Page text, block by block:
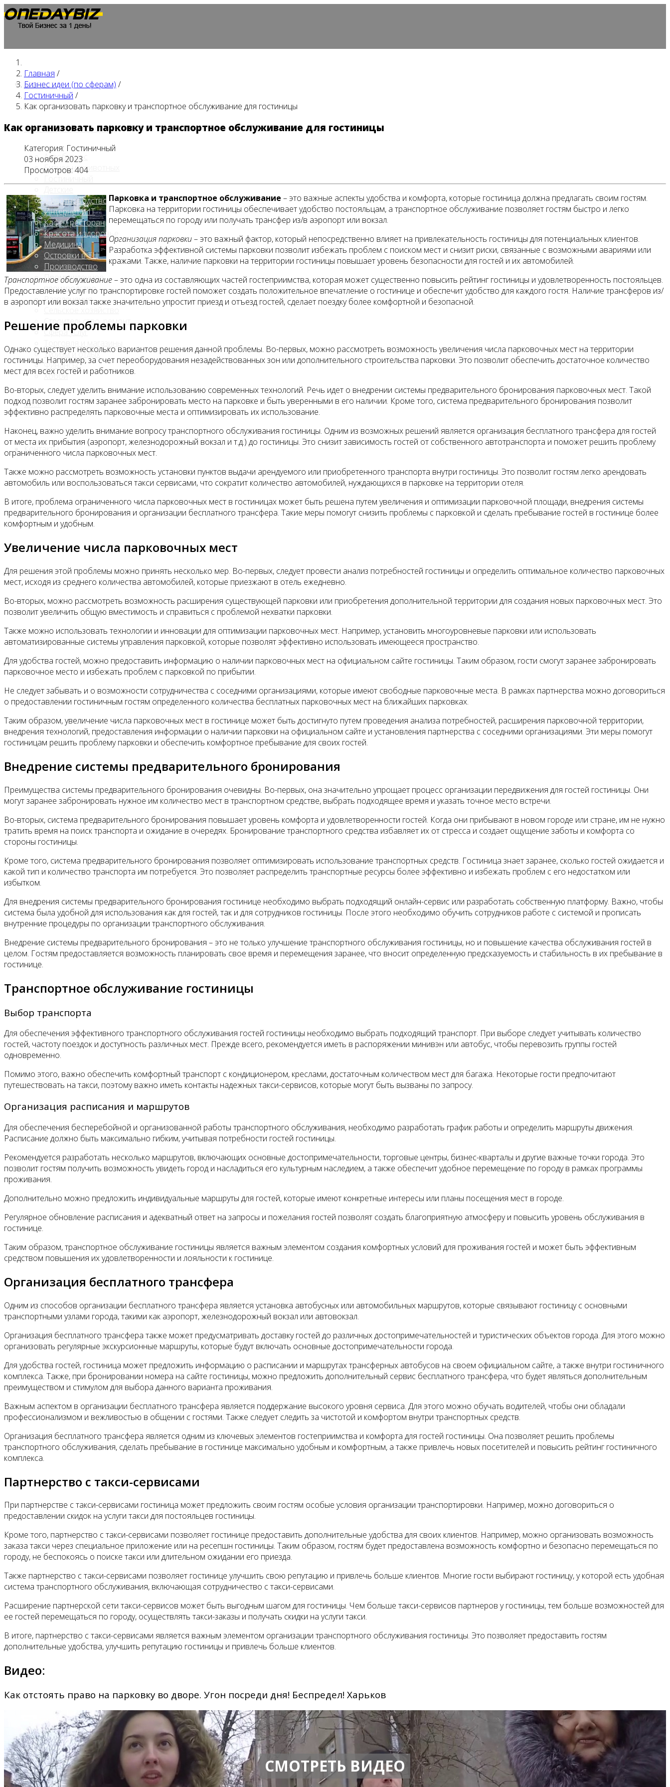
Главная
Бизнес идеи (по сферам)
Автобизнес
Бизнес на животных
Гостиничный
Животноводство
Интернет и IT
Кафе / ресторан
Красота и здоровье
Медицина
Островки в ТЦ
Производство
Промышленное
производство
Развлечения
Строительство, ремонт
Сфера услуг
Туризм и отдых
Финансы
Хобби
Блог
Контакты
Главная /
Бизнес идеи (по сферам) /
Гостиничный /
Как организовать парковку и транспортное обслуживание для гостиницы
Как организовать парковку и транспортное обслуживание для гостиницы
Категория: Гостиничный
03 ноября 2023
Просмотров: 404
Парковка и транспортное обслуживание – это важные аспекты удобства и комфорта, которые гостиница должна предлагать своим гостям.
Парковка на территории гостиницы обеспечивает удобство постояльцам, а транспортное обслуживание позволяет гостям быстро и легко
перемещаться по городу или получать трансфер из/в аэропорт или вокзал.
Организация парковки– это важный фактор, который непосредственно влияет на привлекательность гостиницы для потенциальных клиентов.
Разработка эффективной системы парковки позволит избежать проблем с поиском мест и снизит риски, связанные с возможными авариями или
кражами. Также, наличие парковки на территории гостиницы повышает уровень безопасности для гостей и их автомобилей.
Транспортное обслуживание– это одна из составляющих частей гостеприимства, которая может существенно повысить рейтинг гостиницы и удовлетворенность постояльцев.
Предоставление услуг по транспортировке гостей поможет создать положительное впечатление о гостинице и обеспечит удобство для каждого гостя. Наличие трансферов из/
в аэропорт или вокзал также значительно упростит приезд и отъезд гостей, сделает поездку более комфортной и безопасной.
Решение проблемы парковки
Однако существует несколько вариантов решения данной проблемы. Во-первых, можно рассмотреть возможность увеличения числа парковочных мест на территории
гостиницы. Например, за счет переоборудования незадействованных зон или дополнительного строительства парковки. Это позволит обеспечить достаточное количество
мест для всех гостей и работников.
Во-вторых, следует уделить внимание использованию современных технологий. Речь идет о внедрении системы предварительного бронирования парковочных мест. Такой
подход позволит гостям заранее забронировать место на парковке и быть уверенными в его наличии. Кроме того, система предварительного бронирования позволит
эффективно распределять парковочные места и оптимизировать их использование.
Наконец, важно уделить внимание вопросу транспортного обслуживания гостиницы. Одним из возможных решений является организация бесплатного трансфера для гостей
от места их прибытия (аэропорт, железнодорожный вокзал и т.д.) до гостиницы. Это снизит зависимость гостей от собственного автотранспорта и поможет решить проблему
ограниченного числа парковочных мест.
Также можно рассмотреть возможность установки пунктов выдачи арендуемого или приобретенного транспорта внутри гостиницы. Это позволит гостям легко арендовать
автомобиль или воспользоваться такси сервисами, что сократит количество автомобилей, нуждающихся в парковке на территории отеля.
В итоге, проблема ограниченного числа парковочных мест в гостиницах может быть решена путем увеличения и оптимизации парковочной площади, внедрения системы
предварительного бронирования и организации бесплатного трансфера. Такие меры помогут снизить проблемы с парковкой и сделать пребывание гостей в гостинице более
комфортным и удобным.
Увеличение числа парковочных мест
Для решения этой проблемы можно принять несколько мер. Во-первых, следует провести анализ потребностей гостиницы и определить оптимальное количество парковочных
мест, исходя из среднего количества автомобилей, которые приезжают в отель ежедневно.
Во-вторых, можно рассмотреть возможность расширения существующей парковки или приобретения дополнительной территории для создания новых парковочных мест. Это
позволит увеличить общую вместимость и справиться с проблемой нехватки парковки.
Также можно использовать технологии и инновации для оптимизации парковочных мест. Например, установить многоуровневые парковки или использовать
автоматизированные системы управления парковкой, которые позволят эффективно использовать имеющееся пространство.
Для удобства гостей, можно предоставить информацию о наличии парковочных мест на официальном сайте гостиницы. Таким образом, гости смогут заранее забронировать
парковочное место и избежать проблем с парковкой по прибытии.
Не следует забывать и о возможности сотрудничества с соседними организациями, которые имеют свободные парковочные места. В рамках партнерства можно договориться
о предоставлении гостиничным гостям определенного количества бесплатных парковочных мест на ближайших парковках.
Таким образом, увеличение числа парковочных мест в гостинице может быть достигнуто путем проведения анализа потребностей, расширения парковочной территории,
внедрения технологий, предоставления информации о наличии парковки на официальном сайте и установления партнерства с соседними организациями. Эти меры помогут
гостиницам решить проблему парковки и обеспечить комфортное пребывание для своих гостей.
Внедрение системы предварительного бронирования
Преимущества системы предварительного бронирования очевидны. Во-первых, она значительно упрощает процесс организации передвижения для гостей гостиницы. Они
могут заранее забронировать нужное им количество мест в транспортном средстве, выбрать подходящее время и указать точное место встречи.
Во-вторых, система предварительного бронирования повышает уровень комфорта и удовлетворенности гостей. Когда они прибывают в новом городе или стране, им не нужно
тратить время на поиск транспорта и ожидание в очередях. Бронирование транспортного средства избавляет их от стресса и создает ощущение заботы и комфорта со
стороны гостиницы.
Кроме того, система предварительного бронирования позволяет оптимизировать использование транспортных средств. Гостиница знает заранее, сколько гостей ожидается и
какой тип и количество транспорта им потребуется. Это позволяет распределить транспортные ресурсы более эффективно и избежать проблем с его недостатком или
избытком.
Для внедрения системы предварительного бронирования гостинице необходимо выбрать подходящий онлайн-сервис или разработать собственную платформу. Важно, чтобы
система была удобной для использования как для гостей, так и для сотрудников гостиницы. После этого необходимо обучить сотрудников работе с системой и прописать
внутренние процедуры по организации транспортного обслуживания.
Внедрение системы предварительного бронирования – это не только улучшение транспортного обслуживания гостиницы, но и повышение качества обслуживания гостей в
целом. Гостям предоставляется возможность планировать свое время и перемещения заранее, что вносит определенную предсказуемость и стабильность в их пребывание в
гостинице.
Транспортное обслуживание гостиницы
Выбор транспорта
Для обеспечения эффективного транспортного обслуживания гостей гостиницы необходимо выбрать подходящий транспорт. При выборе следует учитывать количество
гостей, частоту поездок и доступность различных мест. Прежде всего, рекомендуется иметь в распоряжении минивэн или автобус, чтобы перевозить группы гостей
одновременно.
Помимо этого, важно обеспечить комфортный транспорт с кондиционером, креслами, достаточным количеством мест для багажа. Некоторые гости предпочитают
путешествовать на такси, поэтому важно иметь контакты надежных такси-сервисов, которые могут быть вызваны по запросу.
Организация расписания и маршрутов
Для обеспечения бесперебойной и организованной работы транспортного обслуживания, необходимо разработать график работы и определить маршруты движения.
Расписание должно быть максимально гибким, учитывая потребности гостей гостиницы.
Рекомендуется разработать несколько маршрутов, включающих основные достопримечательности, торговые центры, бизнес-кварталы и другие важные точки города. Это
позволит гостям получить возможность увидеть город и насладиться его культурным наследием, а также обеспечит удобное перемещение по городу в рамках программы
проживания.
Дополнительно можно предложить индивидуальные маршруты для гостей, которые имеют конкретные интересы или планы посещения мест в городе.
Регулярное обновление расписания и адекватный ответ на запросы и пожелания гостей позволят создать благоприятную атмосферу и повысить уровень обслуживания в
гостинице.
Таким образом, транспортное обслуживание гостиницы является важным элементом создания комфортных условий для проживания гостей и может быть эффективным
средством повышения их удовлетворенности и лояльности к гостинице.
Организация бесплатного трансфера
Одним из способов организации бесплатного трансфера является установка автобусных или автомобильных маршрутов, которые связывают гостиницу с основными
транспортными узлами города, такими как аэропорт, железнодорожный вокзал или автовокзал.
Организация бесплатного трансфера также может предусматривать доставку гостей до различных достопримечательностей и туристических объектов города. Для этого можно
организовать регулярные экскурсионные маршруты, которые будут включать основные достопримечательности города.
Для удобства гостей, гостиница может предложить информацию о расписании и маршрутах трансферных автобусов на своем официальном сайте, а также внутри гостиничного
комплекса. Также, при бронировании номера на сайте гостиницы, можно предложить дополнительный сервис бесплатного трансфера, что будет являться дополнительным
преимуществом и стимулом для выбора данного варианта проживания.
Важным аспектом в организации бесплатного трансфера является поддержание высокого уровня сервиса. Для этого можно обучать водителей, чтобы они обладали
профессионализмом и вежливостью в общении с гостями. Также следует следить за чистотой и комфортом внутри транспортных средств.
Организация бесплатного трансфера является одним из ключевых элементов гостеприимства и комфорта для гостей гостиницы. Она позволяет решить проблемы
транспортного обслуживания, сделать пребывание в гостинице максимально удобным и комфортным, а также привлечь новых посетителей и повысить рейтинг гостиничного
комплекса.
Партнерство с такси-сервисами
При партнерстве с такси-сервисами гостиница может предложить своим гостям особые условия организации транспортировки. Например, можно договориться о
предоставлении скидок на услуги такси для постояльцев гостиницы.
Кроме того, партнерство с такси-сервисами позволяет гостинице предоставить дополнительные удобства для своих клиентов. Например, можно организовать возможность
заказа такси через специальное приложение или на ресепшн гостиницы. Таким образом, гостям будет предоставлена возможность комфортно и безопасно перемещаться по
городу, не беспокоясь о поиске такси или длительном ожидании его приезда.
Также партнерство с такси-сервисами позволяет гостинице улучшить свою репутацию и привлечь больше клиентов. Многие гости выбирают гостиницу, у которой есть удобная
система транспортного обслуживания, включающая сотрудничество с такси-сервисами.
Расширение партнерской сети такси-сервисов может быть выгодным шагом для гостиницы. Чем больше такси-сервисов партнеров у гостиницы, тем больше возможностей для
ее гостей перемещаться по городу, осуществлять такси-заказы и получать скидки на услуги такси.
В итоге, партнерство с такси-сервисами является важным элементом организации транспортного обслуживания гостиницы. Это позволяет предоставить гостям
дополнительные удобства, улучшить репутацию гостиницы и привлечь больше клиентов.
Видео:
Как отстоять право на парковку во дворе. Угон посреди дня! Беспредел! Харьков
СМОТРЕТЬ ВИДЕО